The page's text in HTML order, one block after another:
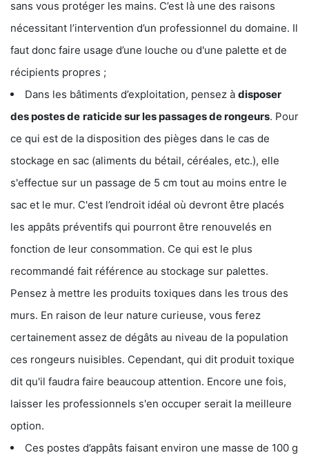
sans vous protéger les mains. C’est là une des raisons
nécessitant l’intervention d’un professionnel du domaine. Il
faut donc faire usage d’une louche ou d'une palette et de
récipients propres ;
Dans les bâtiments d’exploitation, pensez à disposer
des postes de raticide sur les passages de rongeurs. Pour
ce qui est de la disposition des pièges dans le cas de
stockage en sac (aliments du bétail, céréales, etc.), elle
s'effectue sur un passage de 5 cm tout au moins entre le
sac et le mur. C'est l’endroit idéal où devront être placés
les appâts préventifs qui pourront être renouvelés en
fonction de leur consommation. Ce qui est le plus
recommandé fait référence au stockage sur palettes.
Pensez à mettre les produits toxiques dans les trous des
murs. En raison de leur nature curieuse, vous ferez
certainement assez de dégâts au niveau de la population
ces rongeurs nuisibles. Cependant, qui dit produit toxique
dit qu'il faudra faire beaucoup attention. Encore une fois,
laisser les professionnels s'en occuper serait la meilleure
option.
Ces postes d’appâts faisant environ une masse de 100 g